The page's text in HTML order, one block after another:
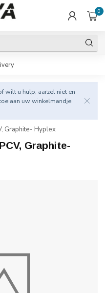
0
wilt u hulp, aarzel niet en
aan uw winkelmandje
Graphite- Hyplex
Graphite-